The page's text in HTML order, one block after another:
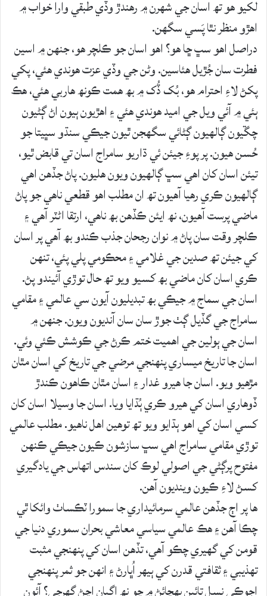
لکيو ھو تھ اسان جي شھرن ۾ رھندڙ وڏي طبقي وارا خواب ۾
اھڙو منظر نٿا پَسي سگھن.
دراصل اھو سڀ ڇا ھو؟ اھو اسان جو ڪلچر ھو، جنھن ۾ اسين
فطرت سان جُڙيل ھئاسين. وڻن جي وڏي عزت ھوندي ھئي، پکي
پکڻ لاءِ احترام ھو، بُک ڏُک ۾ بھ ھمت ڪونھ ھاربي ھئي، ھڪ
ٻئي ۾ آئي ويل جي اميد ھوندي ھئي ۽ اھڙيون ٻيون اڻ ڳڻيون
چڱيون ڳالھيون ڳڻائي سگھجن ٿيون جيڪي سنڌو سڀيتا جو
حُسن ھيون. پر پوءِ جيئن ئي ڌاريو سامراج اسان تي قابض ٿيو،
تيئن اسان کان اھي سڀ ڳالھيون ويون ھليون. پاڻ جڏھن اھي
ڳالھيون ڪري رھيا آھيون تھ ان مطلب اھو قطعي ناھي جو پاڻ
ماضي پرست آھيون، نھ ايئن ڪڏھن بھ ناھي، ارتقا اڻٽر آھي ۽
ڪلچر وقت سان پاڻ ۾ نوان رجحان جذب ڪندو بھ آھي پر اسان
کي جيئن تھ صدين جي غلامي ۽ محڪومي پلي پئي، تنھن
ڪري اسان کان ماضي بھ کسيو ويو تھ حال توڙي آئيندو پڻ.
اسان جي سماج ۾ جيڪي بھ تبديليون آيون سي عالمي ۽ مقامي
سامراج جي گڏيل ڳٺ جوڙ سان سان آنديون ويون. جنھن ۾
اسان جي ٻولين جي اھميت ختم ڪرڻ جي ڪوشش ڪئي وئي.
اسان جا تاريخ ميساري پنھنجي مرضي جي تاريخ کي اسان مٿان
مڙھيو ويو. اسان جا ھيرو غدار ۽ اسان مٿان ڪاھون ڪندڙ
ڏوھاري اسان کي ھيرو ڪري ٻُڌايا ويا. اسان جا وسيلا اسان کان
کسي اسان کي اھو ٻڌايو ويو تھ توھين اھل ناھيو. مطلب عالمي
توڙي مقامي سامراج اھي سڀ سازشون ڪيون جيڪي ڪنھن
مفتوح پرڳڻي جي اصولي لوڪ کان سندس اتھاس جي يادگيري
کسڻ لاءِ ڪيون وينديون آھن.
ھا پر اڄ جڏھن عالمي سرمائيداري جا سمورا ٽڪساٺ وائکا ٿي
چڪا آھن ۽ ھڪ عالمي سياسي معاشي بحران سموري دنيا جي
قومن کي گھيري چڪو آھي، تڏھن اسان کي پنھنجي مثبت
تھذيبي ۽ ثقافتي قدرن کي ٻيھر اُڀارڻ ۽ انھن جو ثمر پنھنجي